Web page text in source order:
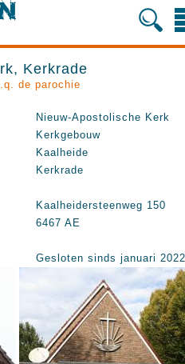
Kerkrade
de parochie
Nieuw-Apostolische Kerk
Kerkgebouw
Kaalheide
Kerkrade
Kaalheidersteenweg 150
6467 AE
Gesloten sinds januari 2022